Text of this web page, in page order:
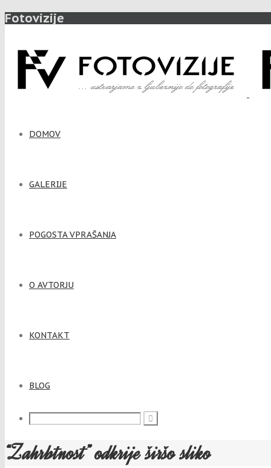
Fotovizije
DOMOV
GALERIJE
POGOSTA VPRAŠANJA
O AVTORJU
KONTAKT
BLOG
“Zahrbtnost” odkrije širšo sliko